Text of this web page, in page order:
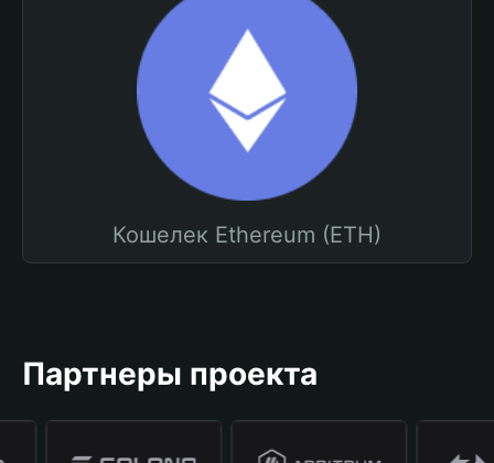
Кошелек Ethereum (ETH)
Партнеры проекта